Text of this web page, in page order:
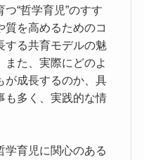
“哲学育児”のすす
質を高めるためのコ
する共育モデルの魅
また、実際にどのよ
が成長するのか、具
も多く、実践的な情
学育児に関心のある